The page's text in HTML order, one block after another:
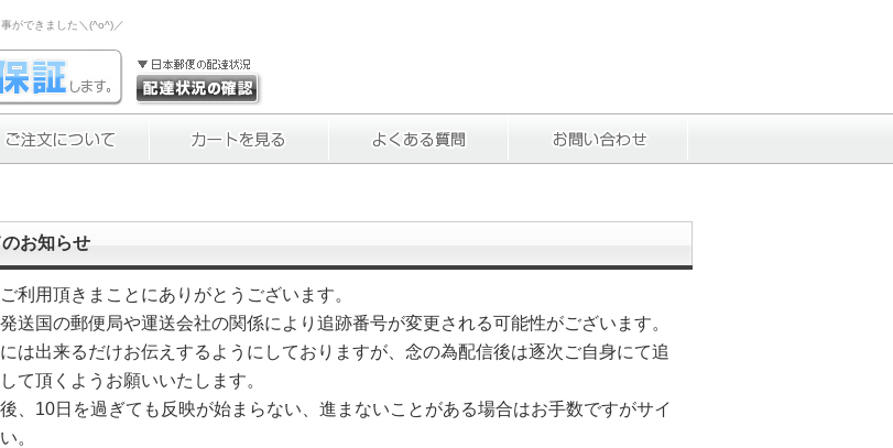
ができました＼(^o^)／
お知らせ
利用頂きまことにありがとうございます。
送国の郵便局や運送会社の関係により追跡番号が変更される可能性がございます。
は出来るだけお伝えするようにしておりますが、念の為配信後は逐次ご自身にて追
て頂くようお願いいたします。
、10日を過ぎても反映が始まらない、進まないことがある場合はお手数ですがサイ
。